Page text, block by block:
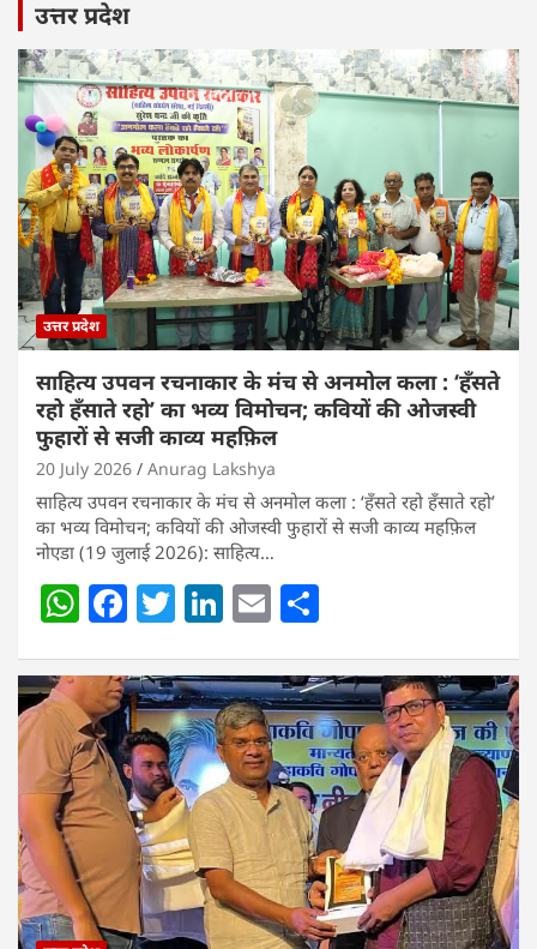
उत्तर प्रदेश
उत्तर प्रदेश
साहित्य उपवन रचनाकार के मंच से अनमोल कला : ‘हॅंसते
रहो हॅंसाते रहो’ का भव्य विमोचन; कवियों की ओजस्वी
फुहारों से सजी काव्य महफ़िल
20 July 2026 Anurag Lakshya
साहित्य उपवन रचनाकार के मंच से अनमोल कला : ‘हॅंसते रहो हॅंसाते रहो’
का भव्य विमोचन; कवियों की ओजस्वी फुहारों से सजी काव्य महफ़िल
नोएडा (19 जुलाई 2026): साहित्य…
W
at
s
A
p
p
F
c
e
b
o
o
k
T
itt
er
Li
k
e
dI
n
E
ai
l
ar
e